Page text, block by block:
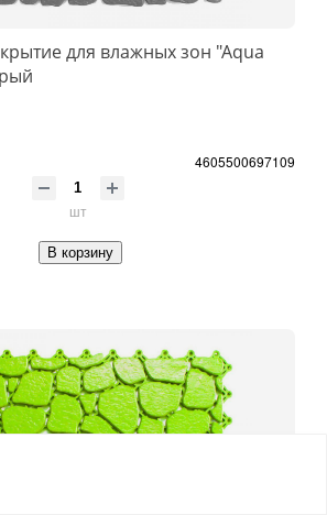
для влажных зон "Aqua
4605500697109
шт
В корзину